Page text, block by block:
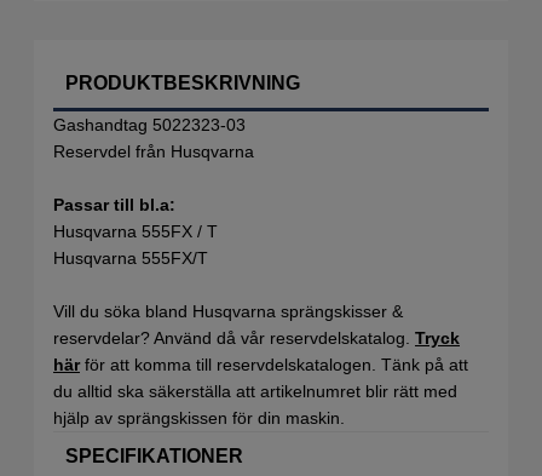
PRODUKTBESKRIVNING
Gashandtag 5022323-03
Reservdel från Husqvarna
Passar till bl.a:
Husqvarna 555FX / T
Husqvarna 555FX/T
Vill du söka bland Husqvarna sprängskisser &
reservdelar? Använd då vår reservdelskatalog. Tryck
härför att komma till reservdelskatalogen. Tänk på att
du alltid ska säkerställa att artikelnumret blir rätt med
hjälp av sprängskissen för din maskin.
SPECIFIKATIONER